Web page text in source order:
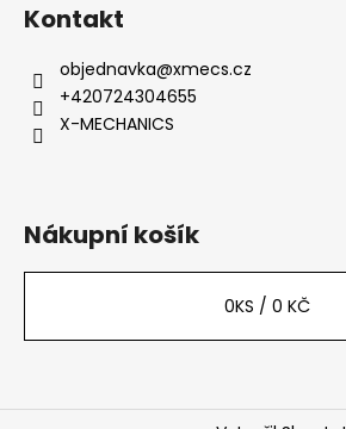
Kontakt
objednavka@xmecs.cz
+420724304655
X-MECHANICS
Nákupní košík
0KS / 0 KČ